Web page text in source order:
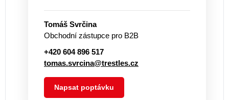
Tomáš Svrčina
Obchodní zástupce pro B2B
+420 604 896 517
tomas.svrcina@trestles.cz
Napsat poptávku